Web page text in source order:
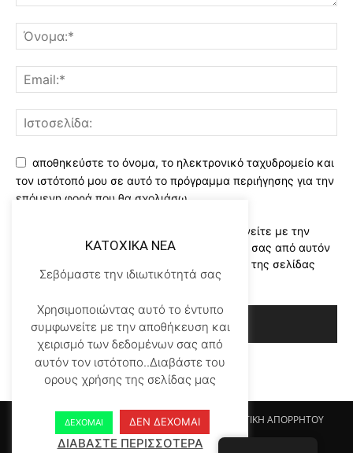
αποθηκεύστε το όνομα, το ηλεκτρονικό ταχυδρομείο και
τον ιστότοπό μου σε αυτό το πρόγραμμα περιήγησης για την
επόμενη φορά που θα σχολιάσω.
Χρησιμοποιώντας αυτό το έντυπο συμφωνείτε με την
αποθήκευση και χειρισμό των δεδομένων σας από αυτόν
τον ιστότοπο..Διαβάστε του ορους χρήσης της σελίδας
μας*
Αρχικη KATOHIKA NEA Login Register
ΠΟΛΙΤΙΚΗ ΑΠΟΡΡΗΤΟΥ
ΟΡΟΙ ΧΡΗΣΗΣ
ΕΠΙΚΟΙΝΩΝΙΑ
KATOXIKA NEA
Σεβόμαστε την ιδιωτικότητά σας
Χρησιμοποιώντας αυτό το έντυπο
συμφωνείτε με την αποθήκευση και
χειρισμό των δεδομένων σας από
αυτόν τον ιστότοπο..Διαβάστε του
ορους χρήσης της σελίδας μας
ΔΕΧΟΜΑΙ ΔΕΝ ΔΕΧΟΜΑΙ
ΔΙΑΒΑΣΤΕ ΠΕΡΙΣΣΟΤΕΡΑ